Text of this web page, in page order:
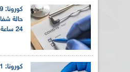
24 ساعة الأخيرة في الجزائر